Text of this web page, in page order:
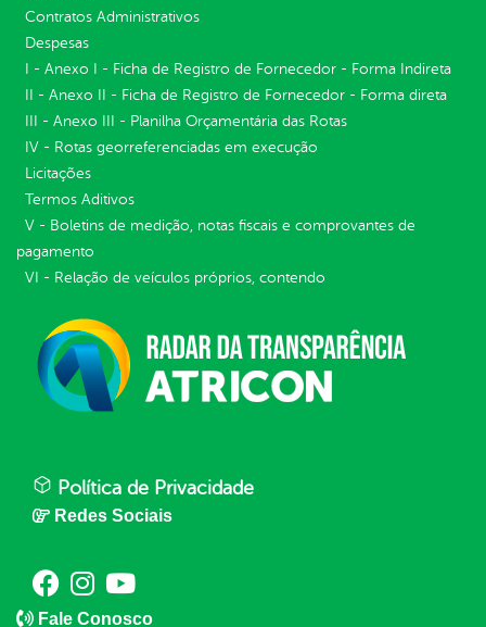
Contratos Administrativos
Despesas
I - Anexo I - Ficha de Registro de Fornecedor - Forma Indireta
II - Anexo II - Ficha de Registro de Fornecedor - Forma direta
III - Anexo III - Planilha Orçamentária das Rotas
IV - Rotas georreferenciadas em execução
Licitações
Termos Aditivos
V - Boletins de medição, notas fiscais e comprovantes de
pagamento
VI - Relação de veículos próprios, contendo
Política de Privacidade
Redes Sociais
Fale Conosco